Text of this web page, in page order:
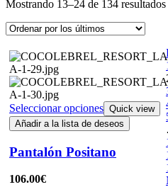
Mostrando 13–24 de 134 resultados
Seleccionar opciones Quick view
Añadir a la lista de deseos
Pantalón Positano
106.00€